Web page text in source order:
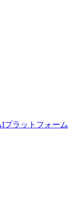
プラットフォーム